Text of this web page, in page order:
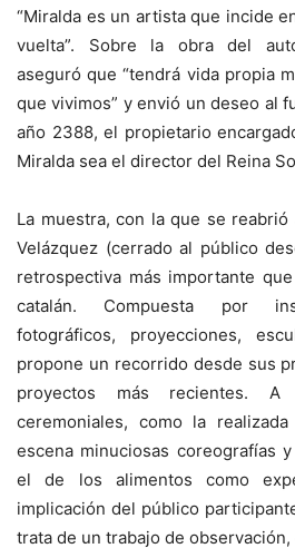
“Miralda es un artista que incide
vuelta”. Sobre la obra del
aseguró que “tendrá vida propia
que vivimos” y envió un deseo al
año 2388, el propietario
Miralda sea el director del Reina
La muestra, con la que se
Velázquez (cerrado al público
retrospectiva más importante
catalán. Compuesta por
fotográficos, proyecciones,
propone un recorrido desde sus
proyectos más recientes.
ceremoniales, como la
escena minuciosas coreografías
el de los alimentos como
implicación del público
trata de un trabajo de